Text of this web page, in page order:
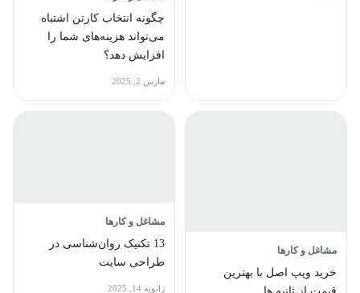
چگونه انتخاب کارتن اشتباه
می‌تواند هزینه‌های شما را
افزایش دهد؟
مارس 2, 2025
مشاغل و کارها
خرید ویپ اصل با بهترین
مشاغل و کارها
13 تکنیک روان‌شناسی در
طراحی سایت
ژانویه 14, 2025